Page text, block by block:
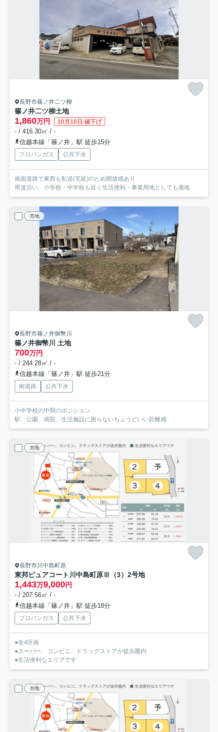
長野市篠ノ井二ツ柳
篠ノ井二ツ柳土地
1,860万円 10月10日 値下げ
- / 416.30㎡ / -
信越本線「篠ノ井」駅 徒歩15分
プロパンガス 公共下水
南面道路で東西も私道(宅延)のため開放感あり
県道沿い、小学校・中学校も近く生活便利・事業用地としても適地
売地
長野市篠ノ井御幣川
篠ノ井御幣川 土地
700万円
- / 244.28㎡ / -
信越本線「篠ノ井」駅 徒歩21分
南道路 公共下水
小中学校の中間のポジション
駅、公園、病院、生活施設に困らないちょうどいい距離感
売地
長野市川中島町原
東邦ピュアコート川中島町原Ⅲ（3） 2号地
1,443万9,000円
- / 207.56㎡ / -
信越本線「篠ノ井」駅 徒歩18分
プロパンガス 公共下水
●全4区画
●スーパー、コンビニ、ドラッグストアが徒歩圏内
●生活便利なエリアです
売地